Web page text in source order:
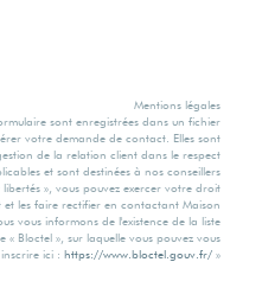
Mentions légales
sont enregistrées dans un fichier
votre demande de contact. Elles sont
de la relation client dans le respect
et sont destinées à nos conseillers
», vous pouvez exercer votre droit
les faire rectifier en contactant Maison
vous informons de l'existence de la liste
Bloctel », sur laquelle vous pouvez vous
inscrire ici : https://www.bloctel.gouv.fr/ »